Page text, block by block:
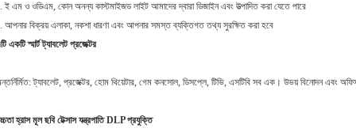
ই এম ও ওডিএম, কোন অনন্য কাস্টমাইজড লাইট আমাদের দ্বারা ডিজাইন এবং উত্পাদিত করা যেতে পারে
আপনার বিক্রয় এলাকা, নকশা ধারণা এবং আপনার সমস্ত ব্যক্তিগত তথ্য সুরক্ষিত করা হবে
একটি স্মার্ট ট্যাবলেট প্রজেক্টর
ট্যাবলেট, প্রজেক্টর, হোম থিয়েটার, গেম কনসোল, ডিসপ্লে, টিভি, এসটিবি সব এক। উভয় বিনোদন এবং
হ্রাস মূল ছবি টেক্সাস যন্ত্রপাতি DLP প্রযুক্তি